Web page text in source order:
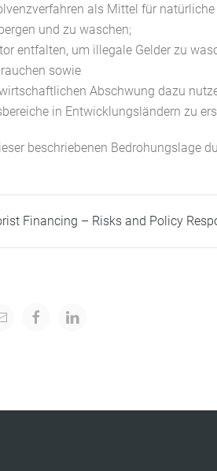
als Mittel für
und zu waschen;
entfalten, um illegale Gelder zu
sowie
Abschwung dazu
in Entwicklungsländern zu
beschriebenen Bedrohungslage
Financing – Risks and Policy